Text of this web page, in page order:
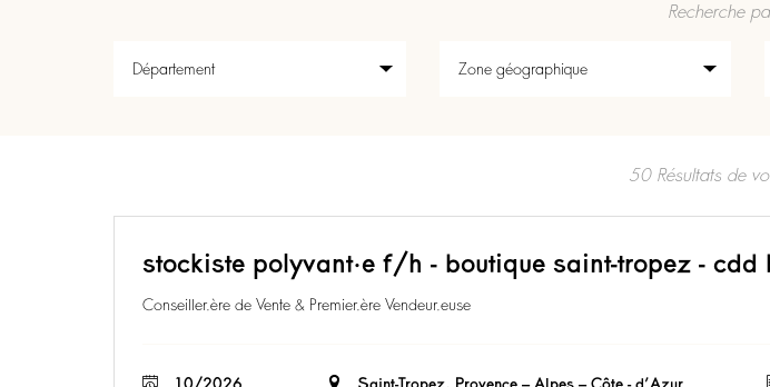
Recherche
50 Résultats de
stockiste polyvant·e f/h - boutique saint-tropez - cdd
Conseiller.ère de Vente & Premier.ère Vendeur.euse
10/2026 Saint-Tropez, Provence – Alpes – Côte - d’Azur